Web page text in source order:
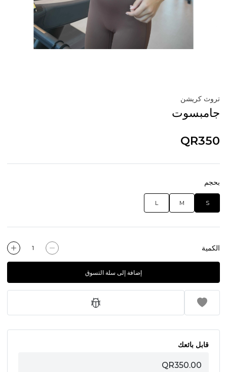
تروث كريشن
جامبسوت
QR350
بحجم
S
M
L
الكمية
إضافة إلى سلة التسوق
قابل بائعك
QR350.00